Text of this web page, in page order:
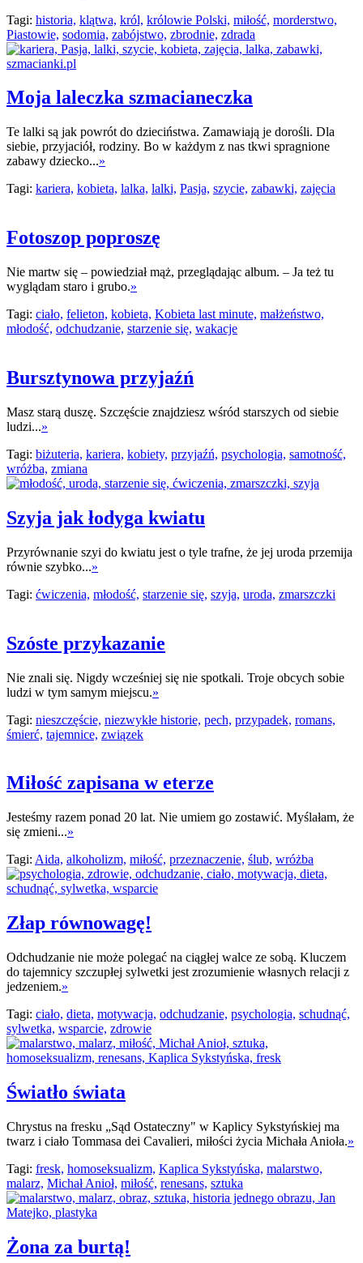
Tagi: historia, klątwa, król, królowie Polski, miłość, morderstwo,
Piastowie, sodomia, zabójstwo, zbrodnie, zdrada
Moja laleczka szmacianeczka
Te lalki są jak powrót do dzieciństwa. Zamawiają je dorośli. Dla
siebie, przyjaciół, rodziny. Bo w każdym z nas tkwi spragnione
zabawy dziecko...»
Tagi: kariera, kobieta, lalka, lalki, Pasja, szycie, zabawki, zajęcia
Fotoszop poproszę
Nie martw się – powiedział mąż, przeglądając album. – Ja też tu
wyglądam staro i grubo.»
Tagi: ciało, felieton, kobieta, Kobieta last minute, małżeństwo,
młodość, odchudzanie, starzenie się, wakacje
Bursztynowa przyjaźń
Masz starą duszę. Szczęście znajdziesz wśród starszych od siebie
ludzi...»
Tagi: biżuteria, kariera, kobiety, przyjaźń, psychologia, samotność,
wróżba, zmiana
Szyja jak łodyga kwiatu
Przyrównanie szyi do kwiatu jest o tyle trafne, że jej uroda przemija
równie szybko...»
Tagi: ćwiczenia, młodość, starzenie się, szyja, uroda, zmarszczki
Szóste przykazanie
Nie znali się. Nigdy wcześniej się nie spotkali. Troje obcych sobie
ludzi w tym samym miejscu.»
Tagi: nieszczęście, niezwykłe historie, pech, przypadek, romans,
śmierć, tajemnice, związek
Miłość zapisana w eterze
Jesteśmy razem ponad 20 lat. Nie umiem go zostawić. Myślałam, że
się zmieni...»
Tagi: Aida, alkoholizm, miłość, przeznaczenie, ślub, wróżba
Złap równowagę!
Odchudzanie nie może polegać na ciągłej walce ze sobą. Kluczem
do tajemnicy szczupłej sylwetki jest zrozumienie własnych relacji z
jedzeniem.»
Tagi: ciało, dieta, motywacja, odchudzanie, psychologia, schudnąć,
sylwetka, wsparcie, zdrowie
Światło świata
Chrystus na fresku „Sąd Ostateczny" w Kaplicy Sykstyńskiej ma
twarz i ciało Tommasa dei Cavalieri, miłości życia Michała Anioła.»
Tagi: fresk, homoseksualizm, Kaplica Sykstyńska, malarstwo,
malarz, Michał Anioł, miłość, renesans, sztuka
Żona za burtą!